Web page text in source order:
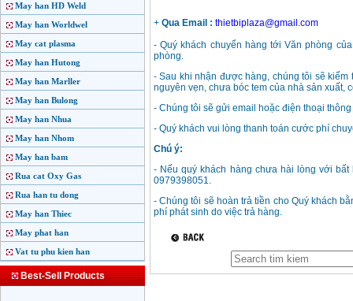
May han HD Weld
May han Worldwel
May cat plasma
May han Hutong
May han Marller
May han Bulong
May han Nhua
May han Nhom
May han bam
Rua cat Oxy Gas
Rua han tu dong
May han Thiec
May phat han
Vat tu phu kien han
Best-Sell Products
+ Qua Email : thietbiplaza@gmail.com
- Quý khách chuyển hàng tới Văn phòng
phòng.
- Sau khi nhận được hàng, chúng tôi sẽ
nguyên vẹn, chưa bóc tem của nhà sản xuất,
- Chúng tôi sẽ gửi email hoặc điện thoại
- Quý khách vui lòng thanh toán cước phí
Chú ý:
- Nếu quý khách hàng chưa hài lòng với
0979398051.
- Chúng tôi sẽ hoàn trả tiền cho Quý khách
phí phát sinh do việc trả hàng.